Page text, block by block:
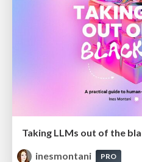
inesmontani
PRO